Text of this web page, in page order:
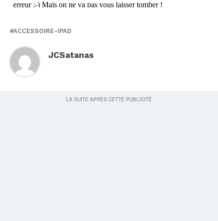
ACCESSOIRE-IPAD
JCSatanas